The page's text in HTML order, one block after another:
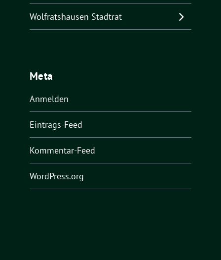
Wolfratshausen Stadtrat
Meta
Anmelden
Eintrags-Feed
Kommentar-Feed
WordPress.org